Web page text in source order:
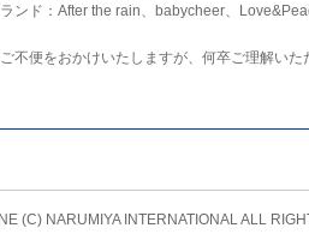
ンド：After the rain、babycheer、
不便をおかけいたしますが、何卒ご理解いた